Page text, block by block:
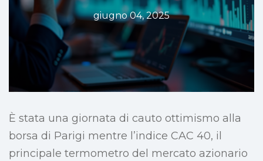
giugno 04, 2025
È stata una giornata di cauto ottimismo alla
borsa di Parigi mentre l’indice CAC 40, il
principale termometro del mercato azionario